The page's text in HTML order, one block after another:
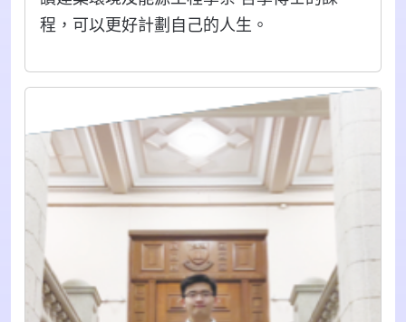
程，可以更好計劃自己的人生。